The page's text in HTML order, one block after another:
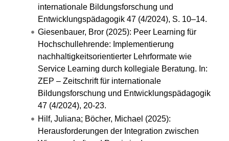
internationale Bildungsforschung und
Entwicklungspädagogik 47 (4/2024), S. 10–14.
Giesenbauer, Bror (2025): Peer Learning für
Hochschullehrende: Implementierung
nachhaltigkeitsorientierter Lehrformate wie
Service Learning durch kollegiale Beratung. In:
ZEP – Zeitschrift für internationale
Bildungsforschung und Entwicklungspädagogik
47 (4/2024), 20-23.
Hilf, Juliana; Böcher, Michael (2025):
Herausforderungen der Integration zwischen